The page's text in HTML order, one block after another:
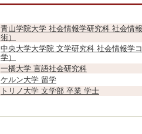
青山学院大学 社会情報学研究科 社会情
術）
中央大学大学院 文学研究科 社会情報学
学）
一橋大学 言語社会研究科
ケルン大学 留学
トリノ大学 文学部 卒業 学士